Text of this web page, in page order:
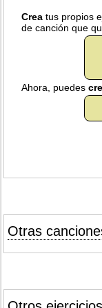
Crea tus propios
de canción que
Ahora, puedes
Otras